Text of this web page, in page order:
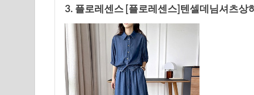
3. 플로레센스 [플로레센스]텐셀데님셔츠상